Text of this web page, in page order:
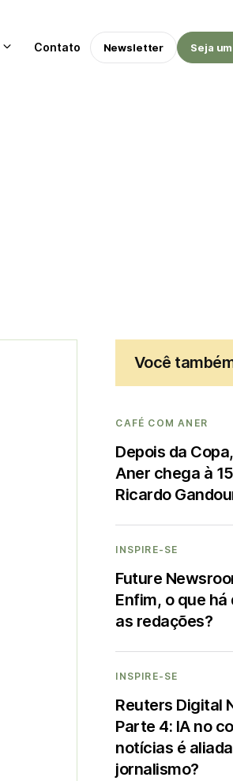
Contato Newsletter Seja
Você
CAFÉ COM ANER
Depois da
Aner chega à
Ricardo
INSPIRE-SE
Future
Enfim, o que
as redações?
INSPIRE-SE
Reuters Digital
Parte 4: IA no
notícias é
jornalismo?